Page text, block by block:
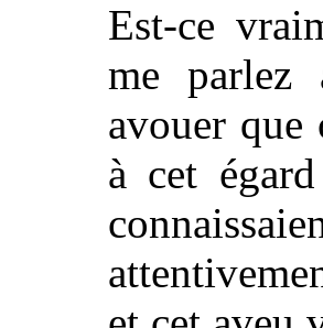
Est-ce
me parlez
avouer que
à cet